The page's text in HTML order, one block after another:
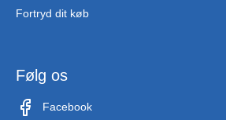
Fortryd dit køb
Følg os
Facebook